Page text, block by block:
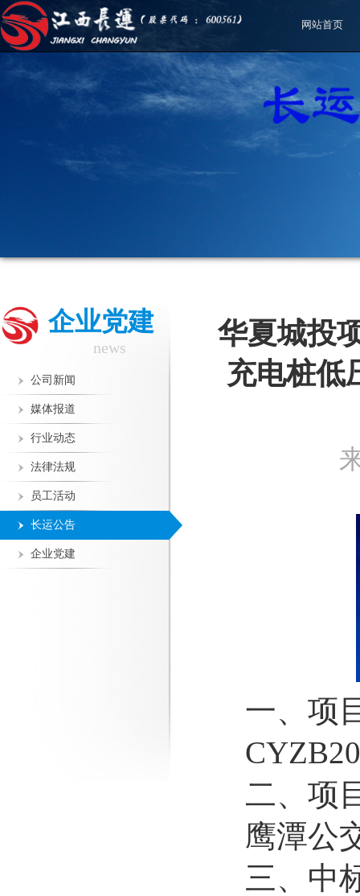
网站首页
企业党建
news
公司新闻
媒体报道
行业动态
法律法规
员工活动
长运公告
企业党建
华夏城投
充电桩低
一、项
二、项
鹰潭公
三、中